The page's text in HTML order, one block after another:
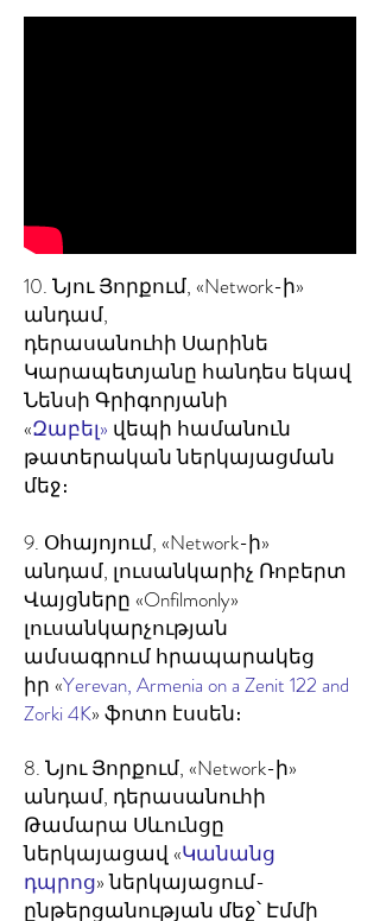
10. Նյու Յորքում, «Network-ի»
անդամ,
դերասանուհի Սարինե
Կարապետյանը հանդես եկավ
Նենսի Գրիգորյանի
«Զաբել» վեպի համանուն
թատերական ներկայացման
մեջ։
9. Օհայոյում, «Network-ի»
անդամ, լուսանկարիչ Ռոբերտ
Վայցները «Onfilmonly»
լուսանկարչության
ամսագրում հրապարակեց
իր «Yerevan, Armenia on a Zenit 122 and
Zorki 4K» ֆոտո էսսեն։
8. Նյու Յորքում, «Network-ի»
անդամ, դերասանուհի
Թամարա Սևունցը
ներկայացավ «Կանանց
դպրոց» ներկայացում-
ընթերցանության մեջ՝ Էմմի